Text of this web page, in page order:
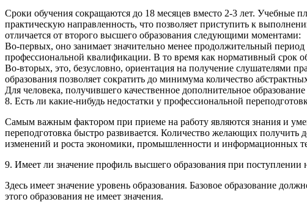
Сроки обучения сокращаются до 18 месяцев вместо 2-3 лет.
практическую направленность, что позволяет приступить к
отличается от второго высшего образования следующими моментами:
Во-первых, оно занимает значительно менее продолжительный
профессиональной квалификации. В то время как нормативный срок
Во-вторых, это, безусловно, ориентация на получение слушателями
образования позволяет сократить до минимума количество
Для человека, получившего качественное дополнительное
8. Есть ли какие-нибудь недостатки у профессиональной
Самым важным фактором при приеме на работу являются знания и
переподготовка быстро развивается. Количество желающих
изменений и роста экономики, промышленности и информационных
9. Имеет ли значение профиль высшего образования при поступлении
Здесь имеет значение уровень образования. Базовое образование
этого образования не имеет значения.